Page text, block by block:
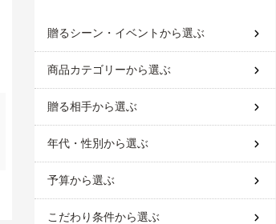
贈るシーン・イベントから選ぶ
商品カテゴリーから選ぶ
贈る相手から選ぶ
年代・性別から選ぶ
予算から選ぶ
こだわり条件から選ぶ